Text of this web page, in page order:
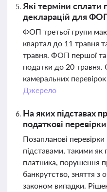
Які терміни сплати
декларацій для
ФОП третьої групи
квартал до 11 травня
травня. ФОП першої та
податки до 20 травня.
камеральних
Джерело
На яких підставах
податкові
Позапланові
підставами, такими як
платника, порушення
банкрутство, зняття з
законом випадки.